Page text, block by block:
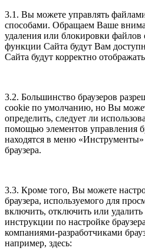
3.1. Вы можете управлять
способами. Обращаем Ваше
удаления или блокировки
функции Сайта будут Вам
Сайта будут корректно
3.2. Большинство браузеров
cookie по умолчанию, но Вы
определить, следует ли
помощью элементов управления
находятся в меню
браузера.
3.3. Кроме того, Вы можете
браузера, используемого для
включить, отключить или
инструкции по настройке
компаниями-разработчиками
например, здесь: